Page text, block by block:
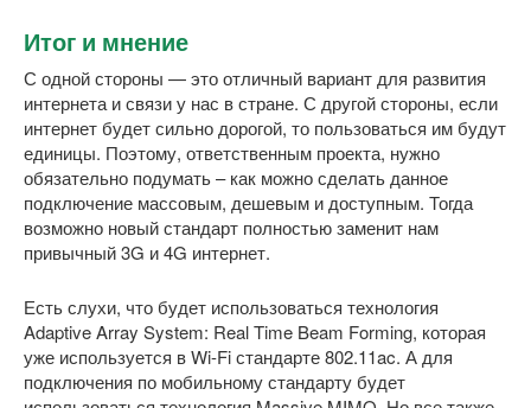
Итог и мнение
С одной стороны — это отличный вариант для развития
интернета и связи у нас в стране. С другой стороны, если
интернет будет сильно дорогой, то пользоваться им будут
единицы. Поэтому, ответственным проекта, нужно
обязательно подумать – как можно сделать данное
подключение массовым, дешевым и доступным. Тогда
возможно новый стандарт полностью заменит нам
привычный 3G и 4G интернет.
Есть слухи, что будет использоваться технология
Adaptive Array System: Real Time Beam Forming, которая
уже используется в Wi-Fi стандарте 802.11ac. А для
подключения по мобильному стандарту будет